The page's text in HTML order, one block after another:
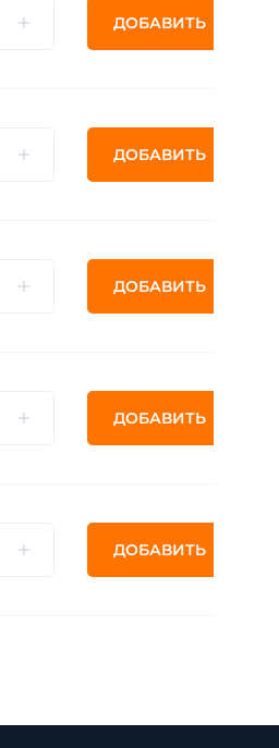
ДОБАВИТЬ
ДОБАВИТЬ
ДОБАВИТЬ
ДОБАВИТЬ
ДОБАВИТЬ